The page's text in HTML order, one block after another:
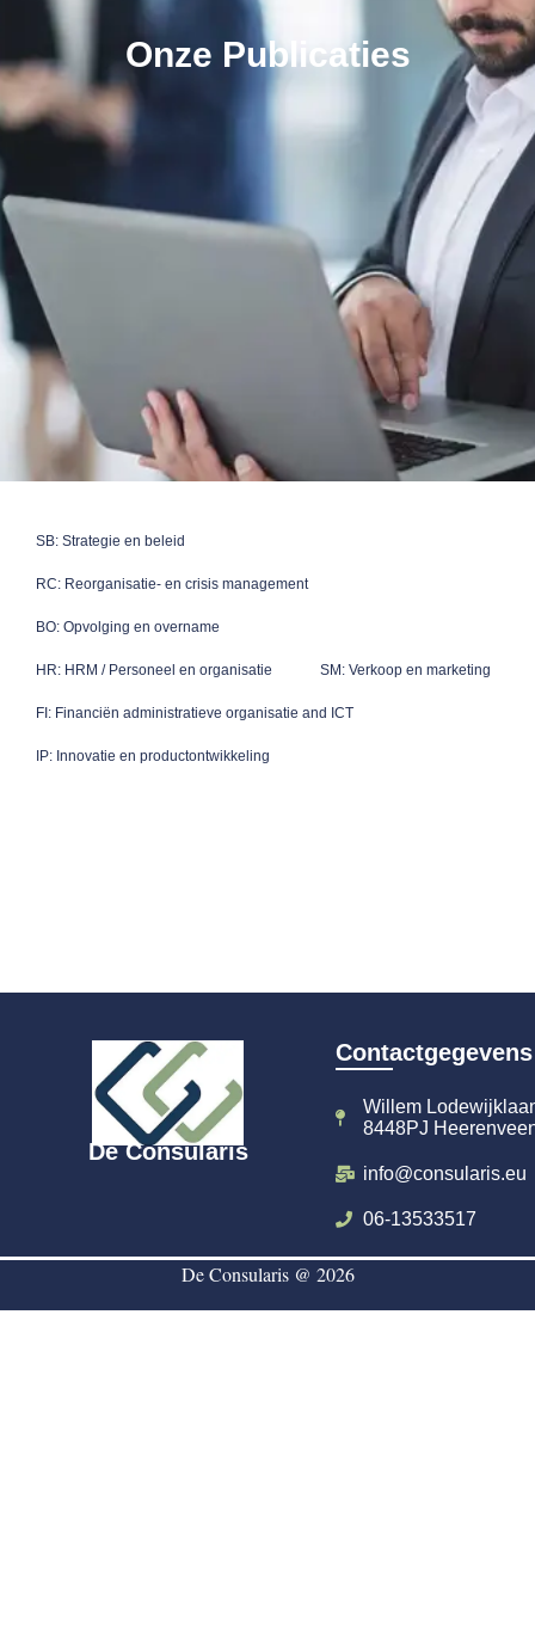
Onze Publicaties
SB: Strategie en beleid
RC: Reorganisatie- en crisis management
BO: Opvolging en overname
HR: HRM / Personeel en organisatie SM: Verkoop en marketing
FI: Financiën administratieve organisatie and ICT
IP: Innovatie en productontwikkeling
De Consularis
Contactgegevens
Willem
8448PJ
info@consularis.eu
06-13533517
De Consularis @ 2026